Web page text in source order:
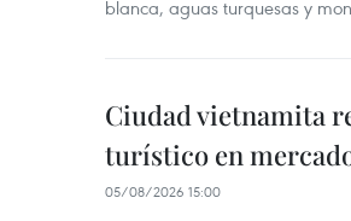
blanca, aguas turquesas y
Ciudad vietnamita
turístico en
05/08/2026 15:00